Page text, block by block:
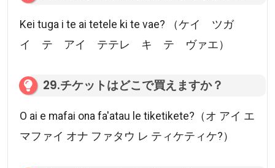
Kei tuga i te ai tetele ki te vae? （ケイ ツガ
イ テ アイ テテレ キ テ ヴァエ）
29.チケットはどこで買えますか？
O ai e mafai ona fa'atau le tiketikete?（オ アイ エ
マファイ オナ ファタウ レ ティケティケ?）